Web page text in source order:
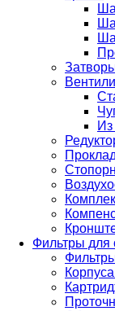
Вентили
Фильтры для